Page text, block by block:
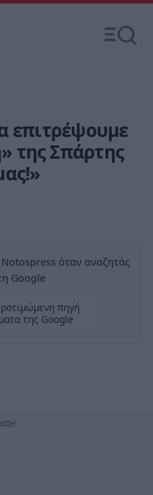
επιτρέψουμε
της Σπάρτης
όταν αναζητάς
Google
πηγή
της Google